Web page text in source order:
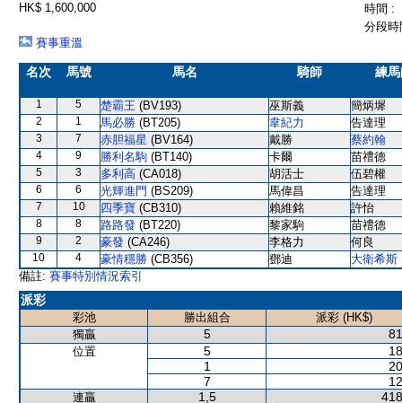
HK$ 1,600,000
時間 :
分段
賽事重溫
名次 馬號 馬名 騎師 練
1 5 楚霸王 (BV193) 巫斯義 簡炳墀
2 1 馬必勝 (BT205) 韋紀力 告達理
3 7 赤胆福星 (BV164) 戴勝 蔡約翰
4 9 勝利名駒 (BT140) 卡爾 苗禮德
5 3 多利高 (CA018) 胡活士 伍碧權
6 6 光輝進門 (BS209) 馬偉昌 告達理
7 10 四季寶 (CB310) 賴維銘 許怡
8 8 路路發 (BT220) 黎家駒 苗禮德
9 2 豪發 (CA246) 李格力 何良
10 4 豪情穩勝 (CB356) 鄧迪
大衛希斯
備註: 賽事特別情況索引
派彩
彩池 勝出組合
派彩 (HK$)
獨贏
5
位置 5
1
7
連贏 1,5